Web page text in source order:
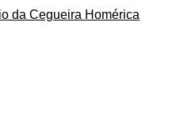
da Cegueira Homérica